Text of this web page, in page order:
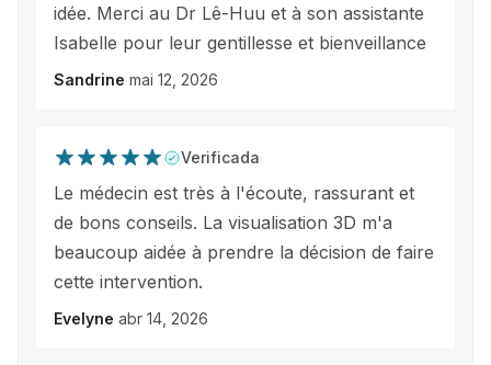
idée. Merci au Dr Lê-Huu et à son assistante
Isabelle pour leur gentillesse et bienveillance
Sandrine mai 12, 2026
Verificada
Le médecin est très à l'écoute, rassurant et
de bons conseils. La visualisation 3D m'a
beaucoup aidée à prendre la décision de faire
cette intervention.
Evelyne abr 14, 2026